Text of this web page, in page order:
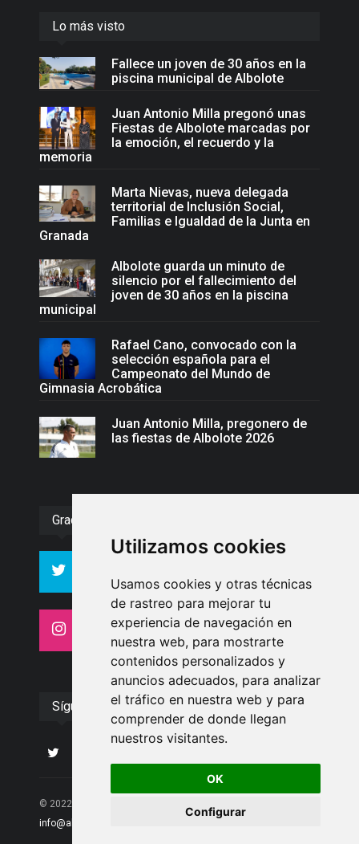
Utilizamos cookies
Usamos cookies y otras técnicas
de rastreo para mejorar tu
experiencia de navegación en
nuestra web, para mostrarte
contenidos personalizados y
anuncios adecuados, para analizar
el tráfico en nuestra web y para
comprender de donde llegan
nuestros visitantes.
OK
Configurar
Lo más visto
Fallece un joven de 30 años en la
piscina municipal de Albolote
Juan Antonio Milla pregonó unas
Fiestas de Albolote marcadas por
la emoción, el recuerdo y la
memoria
Marta Nievas, nueva delegada
territorial de Inclusión Social,
Familias e Igualdad de la Junta en
Granada
Albolote guarda un minuto de
silencio por el fallecimiento del
joven de 30 años en la piscina
municipal
Rafael Cano, convocado con la
selección española para el
Campeonato del Mundo de
Gimnasia Acrobática
Juan Antonio Milla, pregonero de
las fiestas de Albolote 2026
Gracias :)
Seguidores
Seguidores
4413
Seguidores
26
Seguidores
Síguenos
© 2022 Albolote Información | 958 468 669 | Email:
info@alboloteinformacion.com